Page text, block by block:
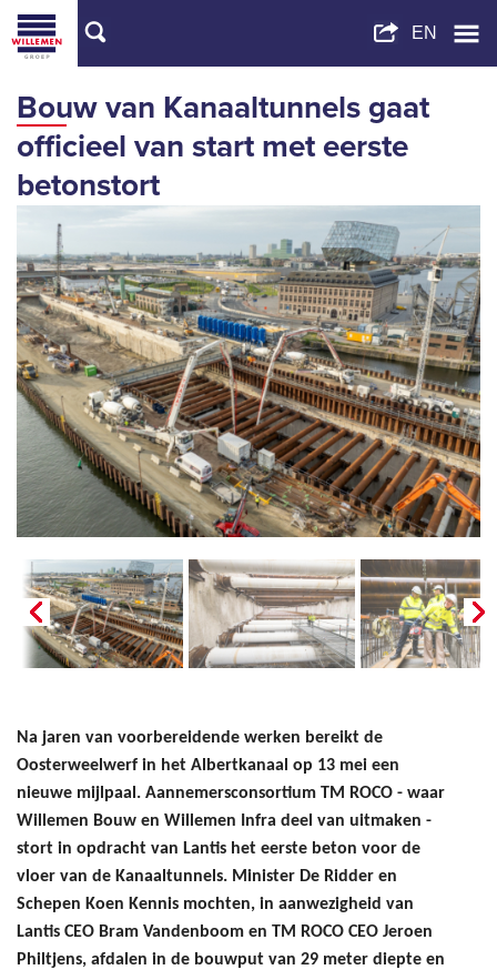
Bouw van Kanaaltunnels gaat
officieel van start met eerste
betonstort
Na jaren van voorbereidende werken bereikt de
Oosterweelwerf in het Albertkanaal op 13 mei een
nieuwe mijlpaal. Aannemersconsortium TM ROCO - waar
Willemen Bouw en Willemen Infra deel van uitmaken -
stort in opdracht van Lantis het eerste beton voor de
vloer van de Kanaaltunnels. Minister De Ridder en
Schepen Koen Kennis mochten, in aanwezigheid van
Lantis CEO Bram Vandenboom en TM ROCO CEO Jeroen
Philtjens, afdalen in de bouwput van 29 meter diepte en